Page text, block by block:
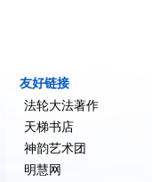
友好链接
法轮大法著作
天梯书店
神韵艺术团
明慧网